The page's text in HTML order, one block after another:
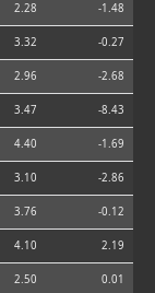
2.28 -1.48
3.32 -0.27
2.96 -2.68
3.47 -8.43
4.40 -1.69
3.10 -2.86
3.76 -0.12
4.10 2.19
2.50 0.01